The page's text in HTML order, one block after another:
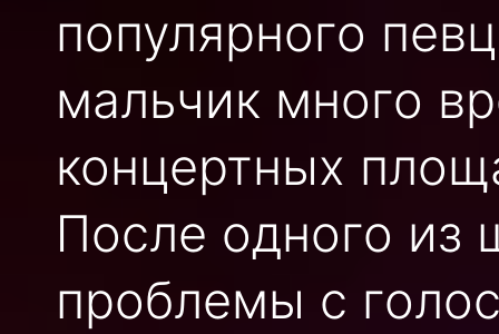
популярного
мальчик много
концертных
После одного из
проблемы с